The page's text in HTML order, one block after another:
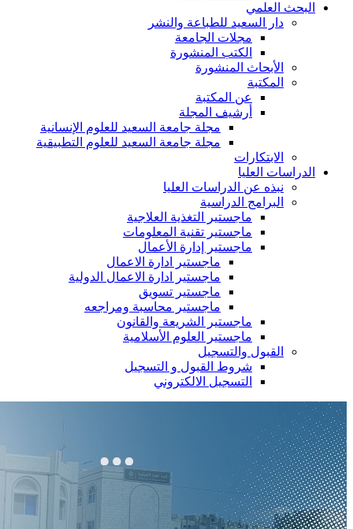
البحث العلمي
دار السعيد للطباعة والنشر
مجلات الجامعة
الكتب المنشورة
الأبحاث المنشورة
المكتبة
عن المكتبة
أرشيف المجلة
مجلة جامعة السعيد للعلوم الإنسانية
مجلة جامعة السعيد للعلوم التطبيقية
الابتكارات
الدراسات العليا
نبذه عن الدراسات العليا
البرامج الدراسية
ماجستير التغذية العلاجية
ماجستير تقنية المعلومات
ماجستير إدارة الأعمال
ماجستير ادارة الاعمال
ماجستير ادارة الاعمال الدولية
ماجستير تسويق
ماجستير محاسبة ومراجعه
ماجستير الشريعة والقانون
ماجستير العلوم الأسلامية
القبول والتسجيل
شروط القبول و التسجيل
التسجيل الالكتروني